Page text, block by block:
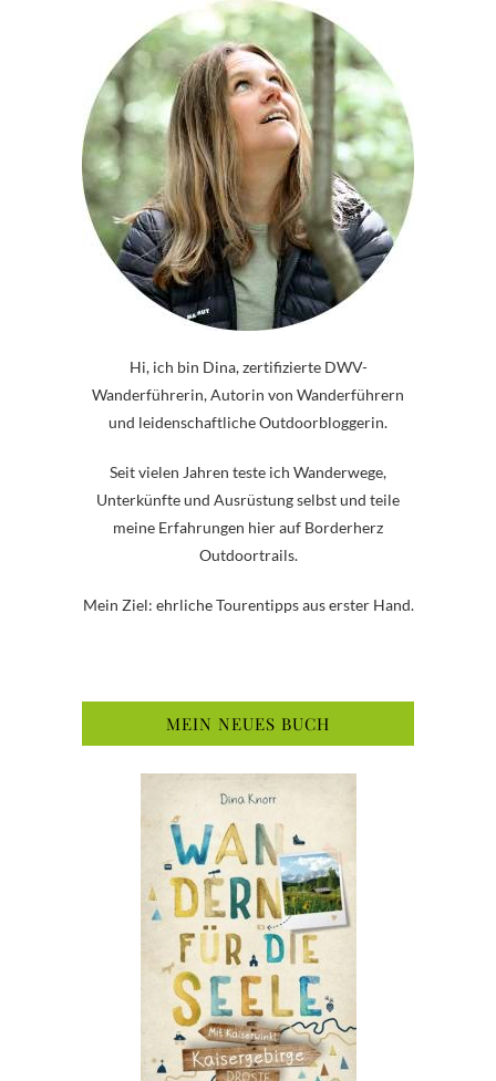
Hi, ich bin Dina, zertifizierte DWV-
Wanderführerin, Autorin von Wanderführern
und leidenschaftliche Outdoorbloggerin.
Seit vielen Jahren teste ich Wanderwege,
Unterkünfte und Ausrüstung selbst und teile
meine Erfahrungen hier auf Borderherz
Outdoortrails.
Mein Ziel: ehrliche Tourentipps aus erster Hand.
MEIN NEUES BUCH